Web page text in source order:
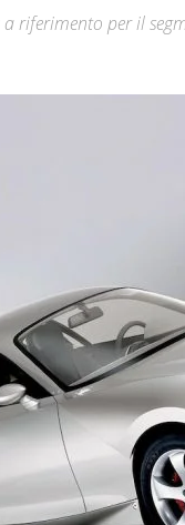
riferimento per il